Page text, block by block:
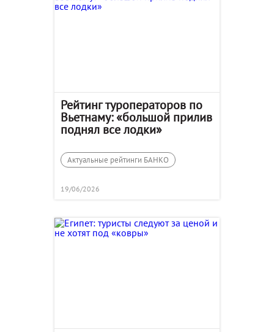
Рейтинг туроператоров по
Вьетнаму: «большой прилив
поднял все лодки»
Актуальные рейтинги БАНКО
19/06/2026